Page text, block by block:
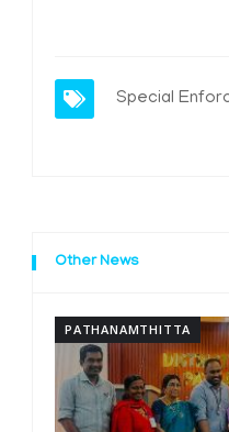
Special
Other News
PATHANAMTHITTA